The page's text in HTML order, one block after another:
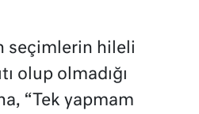
seçimlerin hileli
olup olmadığı
“Tek yapmam